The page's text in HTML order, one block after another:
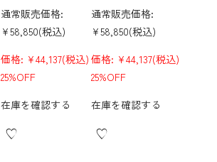
通常販売価格:
¥58,850(税込)
価格: ¥44,137(税込)
25%OFF
在庫を確認する
通常販売価格:
¥58,850(税込)
価格: ¥44,137(税込)
25%OFF
在庫を確認する